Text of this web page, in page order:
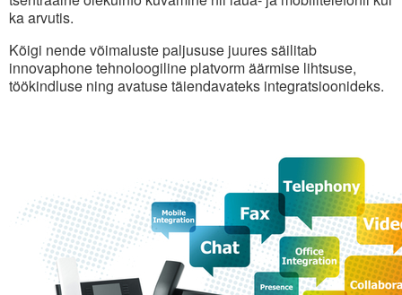
ka arvutis.
Kõigi nende võimaluste paljususe juures säilitab
innovaphone tehnoloogiline platvorm äärmise lihtsuse,
töökindluse ning avatuse täiendavateks integratsioonideks.